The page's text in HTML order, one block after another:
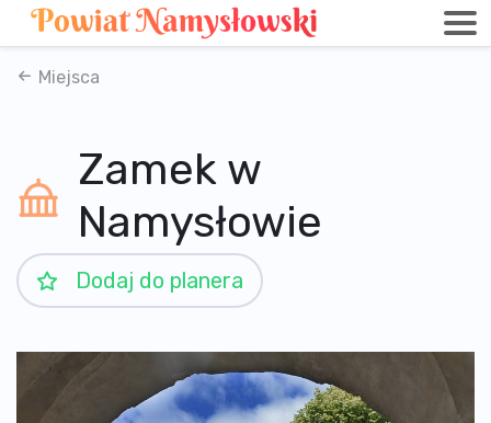
Miejsca
Zamek w
Namysłowie
Dodaj do planera